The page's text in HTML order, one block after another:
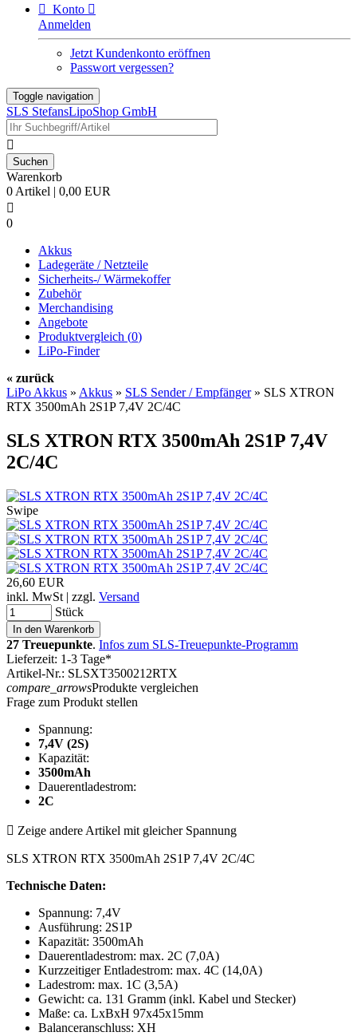
 Konto 
Anmelden
Jetzt Kundenkonto eröffnen
Passwort vergessen?
Toggle navigation
SLS StefansLipoShop GmbH

Warenkorb
0 Artikel | 0,00 EUR

0
Akkus
Ladegeräte / Netzteile
Sicherheits-/ Wärmekoffer
Zubehör
Merchandising
Angebote
Produktvergleich (0)
LiPo-Finder
« zurück
LiPo Akkus » Akkus » SLS Sender / Empfänger» SLS XTRON
RTX 3500mAh 2S1P 7,4V 2C/4C
SLS XTRON RTX 3500mAh 2S1P 7,4V
2C/4C
Swipe
26,60 EUR
inkl. MwSt | zzgl. Versand
Stück
27 Treuepunkte. Infos zum SLS-Treuepunkte-Programm
Lieferzeit: 1-3 Tage*
Artikel-Nr.: SLSXT3500212RTX
compare_arrowsProdukte vergleichen
Frage zum Produkt stellen
Spannung:
7,4V (2S)
Kapazität:
3500mAh
Dauerentladestrom:
2C
 Zeige andere Artikel mit gleicher Spannung
SLS XTRON RTX 3500mAh 2S1P 7,4V 2C/4C
Technische Daten:
Spannung: 7,4V
Ausführung: 2S1P
Kapazität: 3500mAh
Dauerentladestrom: max. 2C (7,0A)
Kurzzeitiger Entladestrom: max. 4C (14,0A)
Ladestrom: max. 1C (3,5A)
Gewicht: ca. 131 Gramm (inkl. Kabel und Stecker)
Maße: ca. LxBxH 97x45x15mm
Balanceranschluss: XH